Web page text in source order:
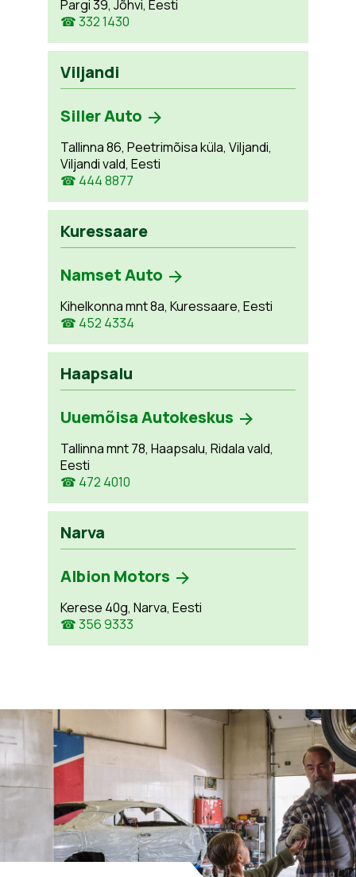
Pargi 39, Jõhvi, Eesti
☎ 332 1430
Viljandi
Siller Auto
Tallinna 86, Peetrimõisa küla, Viljandi,
Viljandi vald, Eesti
☎ 444 8877
Kuressaare
Namset Auto
Kihelkonna mnt 8a, Kuressaare, Eesti
☎ 452 4334
Haapsalu
Uuemõisa Autokeskus
Tallinna mnt 78, Haapsalu, Ridala vald,
Eesti
☎ 472 4010
Narva
Albion Motors
Kerese 40g, Narva, Eesti
☎ 356 9333